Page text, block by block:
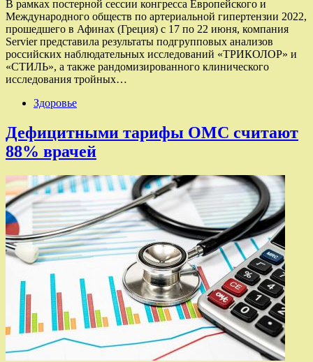
В рамках постерной сессии конгресса Европейского и
Международного обществ по артериальной гипертензии 2022,
прошедшего в Афинах (Греция) с 17 по 22 июня, компания
Servier представила результаты подгрупповых анализов
российских наблюдательных исследований «ТРИКОЛОР» и
«СТИЛЬ», а также рандомизированного клинического
исследования тройных…
Здоровье
Дефицитными тарифы ОМС считают
88% врачей